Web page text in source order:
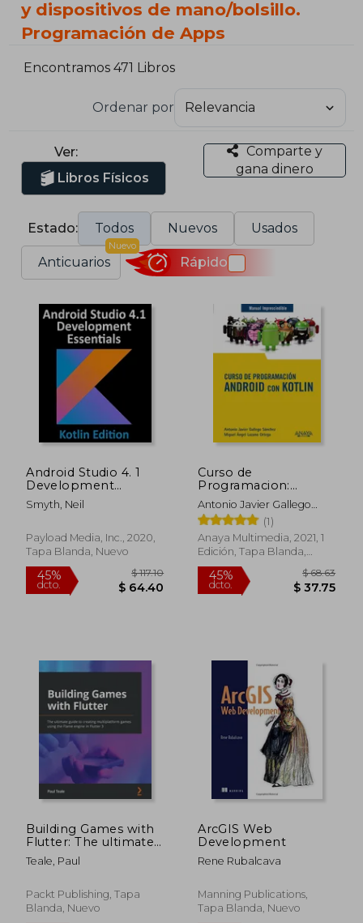
y dispositivos de mano/bolsillo.
Programación de Apps
Encontramos 471 Libros
Ordenar por
Ver:
Libros Físicos
Comparte y
gana dinero
Estado: Todos Nuevos Usados
Anticuarios
Nuevo
Rápido
Android Studio 4. 1
Development
Essentials - Kotlin
Edition: Developing
Using Android Studio
4. 1, Kotlin and
Inglés)
Smyth, Neil
Payload Media, Inc., 2020,
Tapa Blanda, Nuevo
45%
dcto.
Curso de
Programacion:
Android con Kotlin
(Manuales
Imprescindibles)
Antonio Javier Gallego
Sanchez
(1)
Anaya Multimedia, 2021, 1
Edición, Tapa Blanda,
Nuevo
45%
dcto.
Building Games with
Flutter: The ultimate
guide to creating
multiplatform games
engine in Flutter 3
(en Inglés)
Teale, Paul
Packt Publishing, Tapa
Blanda, Nuevo
ArcGIS Web
Development
Rene Rubalcava
Manning Publications,
Tapa Blanda, Nuevo